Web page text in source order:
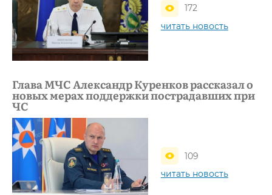
172
читать новость
Глава МЧС Александр Куренков рассказал о
новых мерах поддержки пострадавших при
ЧС
109
читать новость